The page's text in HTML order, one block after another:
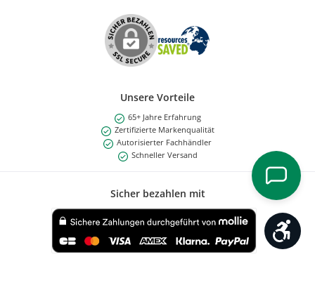
Unsere Vorteile
65+ Jahre Erfahrung
Zertifizierte Markenqualität
Autorisierter Fachhändler
Schneller Versand
Sicher bezahlen mit